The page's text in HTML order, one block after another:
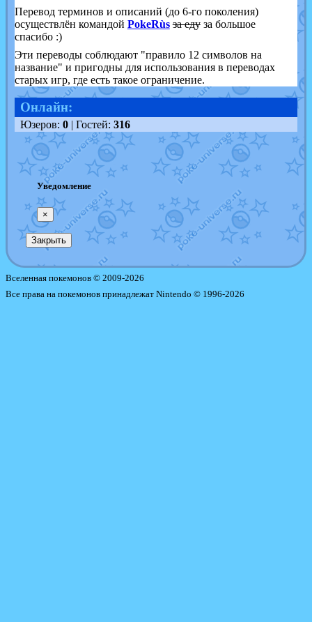
Перевод терминов и описаний (до 6-го поколения)
осуществлён командой PokeRùs за едуза большое
спасибо :)
Эти переводы соблюдают "правило 12 символов на
название" и пригодны для использования в переводах
старых игр, где есть такое ограничение.
Онлайн:
Юзеров: 0| Гостей: 316
Уведомление
×
Закрыть
Вселенная покемонов © 2009-2026
Все права на покемонов принадлежат Nintendo © 1996-2026